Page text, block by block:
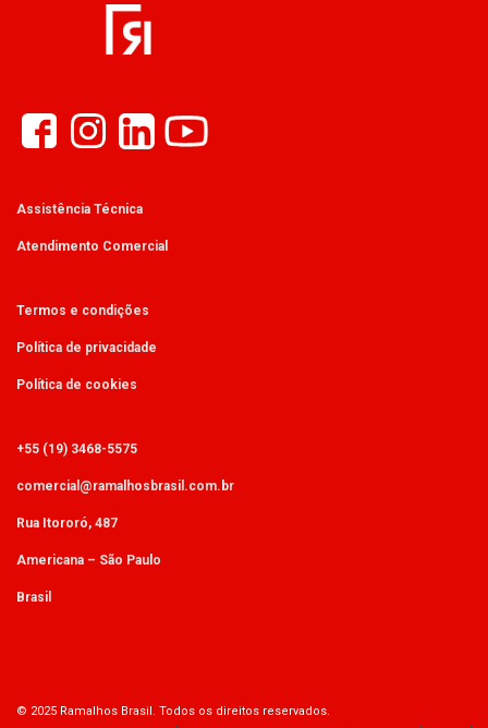
Assistência Técnica
Atendimento Comercial
Termos e condições
Política de privacidade
Política de cookies
+55 (19) 3468-5575
comercial@ramalhosbrasil.com.br
Rua Itororó, 487
Americana – São Paulo
Brasil
© 2025 Ramalhos Brasil. Todos os direitos reservados.